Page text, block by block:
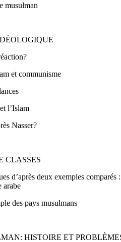
musulman
et communisme
l’Islam
Nasser?
CLASSES
d’après deux exemples comparés :
arabe
des pays musulmans
HISTOIRE ET